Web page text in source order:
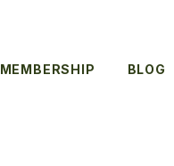
MEMBERSHIP BLOG